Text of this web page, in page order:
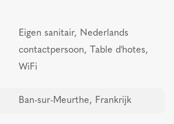
Eigen sanitair, Nederlands
contactpersoon, Table d'hotes,
WiFi
Ban-sur-Meurthe, Frankrijk